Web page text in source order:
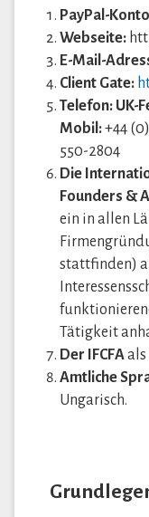
PayPal-
Webseite:
E-Mail-
Client Gate:
Telefon: UK-
Mobil:+44
550-2804
Die
Founders &
ein in allen
stattfinden)
Tätigkeit
Der IFCFAals
Amtliche
Ungarisch.